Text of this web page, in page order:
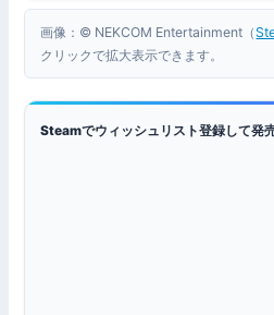
画像：© NEKCOM Entertainment（
クリックで拡大表示できます。
Steamでウィッシュリスト登録して発